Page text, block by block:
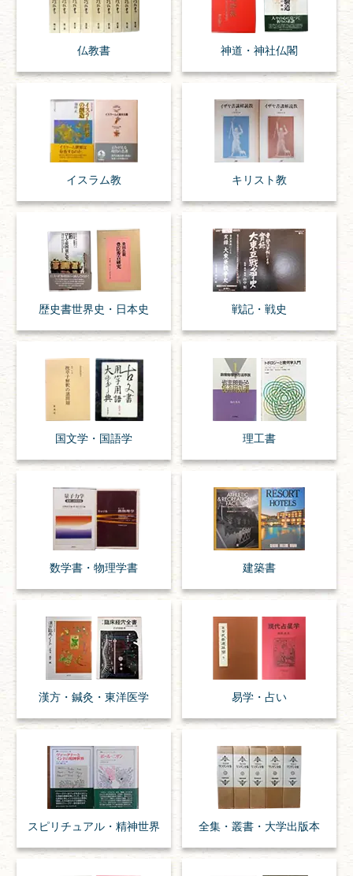
仏教書 神道・神社仏閣
イスラム教 キリスト教
歴史書世界史・ 日本史 戦記・戦史
国文学・ 国語学 理工書
数学書・ 物理学書 建築書
漢方・ 鍼灸・ 東洋医学 易学・ 占い
スピリチュアル・ 精神世界 全集・ 叢書・ 大学出版本